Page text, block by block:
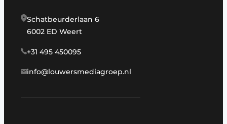
Schatbeurderlaan 6
6002 ED Weert
+31 495 450095
info@louwersmediagroep.nl